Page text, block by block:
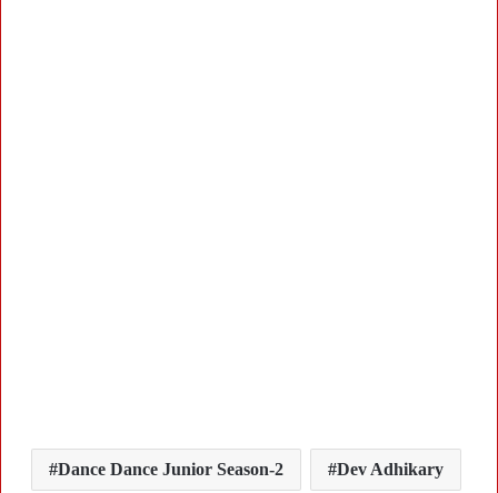
Dance Dance Junior Season-2 Dev Adhikary